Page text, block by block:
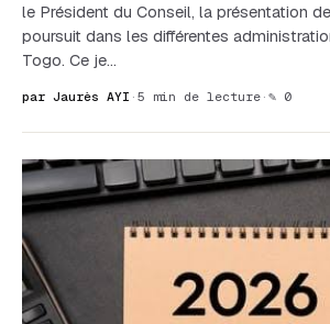
le Président du Conseil, la présentation
poursuit dans les différentes
Togo. Ce je…
par Jaurès AYI · 5 min de lecture · ✎ 0